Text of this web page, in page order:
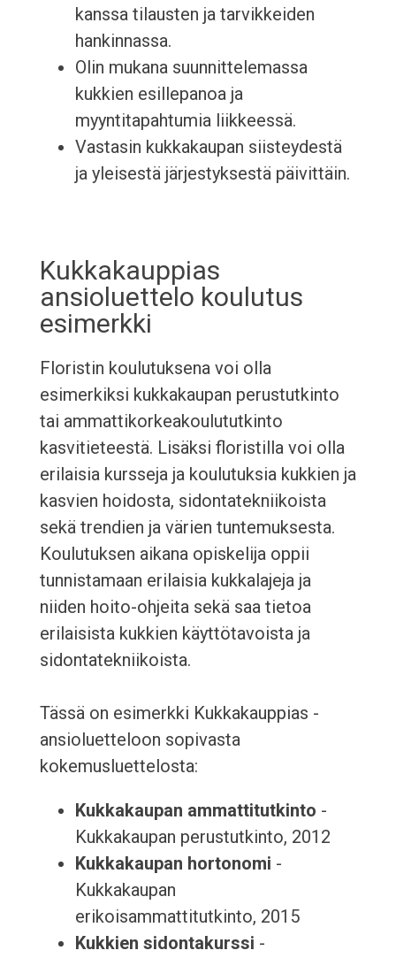
kanssa tilausten ja tarvikkeiden
hankinnassa.
Olin mukana suunnittelemassa
kukkien esillepanoa ja
myyntitapahtumia liikkeessä.
Vastasin kukkakaupan siisteydestä
ja yleisestä järjestyksestä päivittäin.
Kukkakauppias
ansioluettelo koulutus
esimerkki
Floristin koulutuksena voi olla
esimerkiksi kukkakaupan perustutkinto
tai ammattikorkeakoulututkinto
kasvitieteestä. Lisäksi floristilla voi olla
erilaisia kursseja ja koulutuksia kukkien ja
kasvien hoidosta, sidontatekniikoista
sekä trendien ja värien tuntemuksesta.
Koulutuksen aikana opiskelija oppii
tunnistamaan erilaisia kukkalajeja ja
niiden hoito-ohjeita sekä saa tietoa
erilaisista kukkien käyttötavoista ja
sidontatekniikoista.
Tässä on esimerkki Kukkakauppias -
ansioluetteloon sopivasta
kokemusluettelosta:
Kukkakaupan ammattitutkinto -
Kukkakaupan perustutkinto, 2012
Kukkakaupan hortonomi -
Kukkakaupan
erikoisammattitutkinto, 2015
Kukkien sidontakurssi -